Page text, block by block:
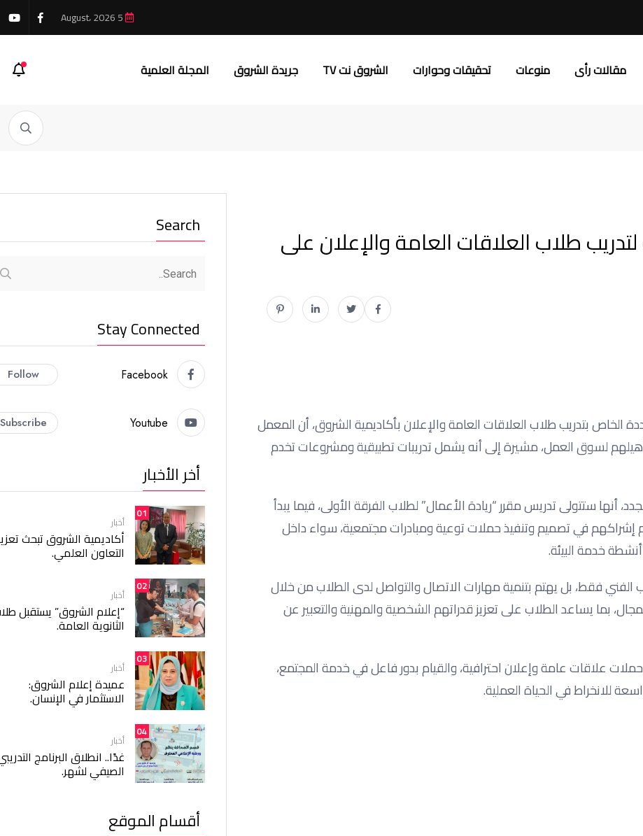
مقالات رأى منوعات تحقيقات وحوارات الشروق نت TV جريدة الشروق المجلة العلمية
طلاب العلاقات العامة والإعلان على
بتدريب طلاب العلاقات العامة والإعلان بأكاديمية الشروق، أن المعمل
لسوق العمل، مشيرة إلى أنه يشمل تدريبات تطبيقية ومشروعات تخدم
ستتولى تدريس مقرر “ريادة الأعمال” لطلاب الفرقة الأولى، فيما يبدأ
إشراكهم في تصميم وتنفيذ حملات توعية ومبادرات مجتمعية، سواء داخل
خدمة البيئة.
الفني فقط، بل يهتم بتنمية مهارات الاتصال والتواصل لدى الطلاب من خلال
بما يساعد الطلاب على تعزيز قدراتهم الشخصية والمهنية والتعبير عن
علاقات عامة وإعلان احترافية، والقيام بدور فاعل في خدمة المجتمع،
للانخراط في الحياة العملية.
Search
Stay Connected
Facebook
Follow
Youtube
Subscribe
أخر الأخبار
01
أخبار
أكاديمية الشروق تبحث
التعاون العلمي.
02
أخبار
“إعلام الشروق” يستقبل
الثانوية العامة.
03
أخبار
عميدة إعلام الشروق:
الاستثمار في الإنسان.
04
أخبار
غدًا.. انطلاق البرنامج
الصيفي لشهر.
أقسام الموقع